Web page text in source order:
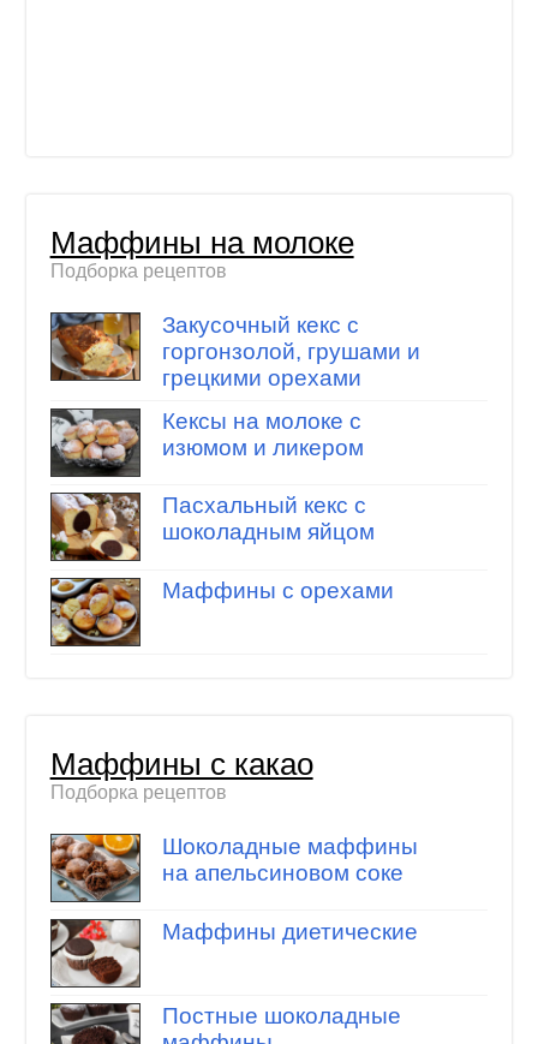
Маффины на молоке
Подборка рецептов
Закусочный кекс с
горгонзолой, грушами и
грецкими орехами
Кексы на молоке с
изюмом и ликером
Пасхальный кекс с
шоколадным яйцом
Маффины с орехами
Маффины с какао
Подборка рецептов
Шоколадные маффины
на апельсиновом соке
Маффины диетические
Постные шоколадные